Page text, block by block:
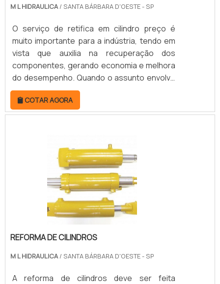
M L HIDRAULICA/ SANTA BÁRBARA D'OESTE - SP
O serviço de retifica em cilindro preço é
muito importante para a indústria, tendo em
vista que auxilia na recuperação dos
componentes, gerando economia e melhora
do desempenho. Quando o assunto envolve
cilindros, sejam hidráulicos ou pneumáticos,
o serviço ganha ainda mais importância, já
que os cilindros são essenciais para o
cilindro volte ao bom funcionamento,
impedindo que aconteçam falhas ou
diminuição de de.
COTAR AGORA
REFORMA DE CILINDROS
M L HIDRAULICA/ SANTA BÁRBARA D'OESTE - SP
A reforma de cilindros deve ser feita